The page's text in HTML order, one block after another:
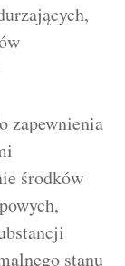
zapewnienia
środków
stanu